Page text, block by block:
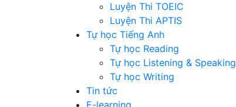
Luyện Thi TOEIC
Luyện Thi APTIS
Tự học Tiếng Anh
Tự học Reading
Tự học Listening & Speaking
Tự học Writing
Tin tức
E-learning